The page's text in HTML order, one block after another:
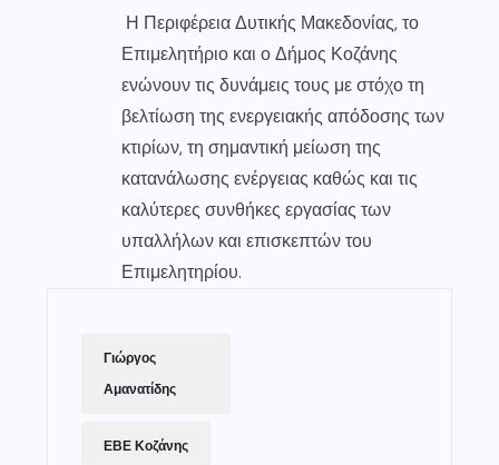
Η Περιφέρεια Δυτικής Μακεδονίας, το
Επιμελητήριο και ο Δήμος Κοζάνης
ενώνουν τις δυνάμεις τους με στόχο τη
βελτίωση της ενεργειακής απόδοσης των
κτιρίων, τη σημαντική μείωση της
κατανάλωσης ενέργειας καθώς και τις
καλύτερες συνθήκες εργασίας των
υπαλλήλων και επισκεπτών του
Επιμελητηρίου.
Γιώργος
Αμανατίδης
ΕΒΕ Κοζάνης